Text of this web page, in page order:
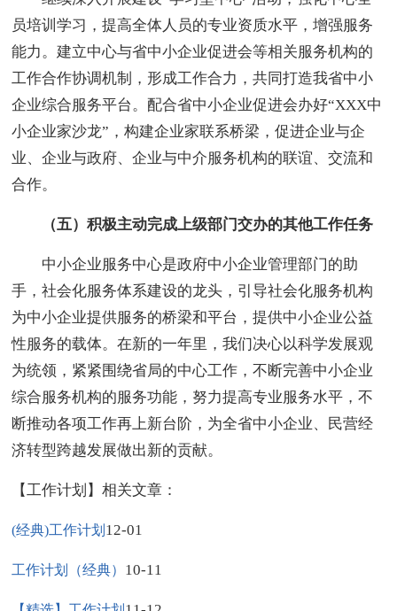
员培训学习，提高全体人员的专业资质水平，增强服务
能力。建立中心与省中小企业促进会等相关服务机构的
工作合作协调机制，形成工作合力，共同打造我省中小
企业综合服务平台。配合省中小企业促进会办好“XXX中
小企业家沙龙”，构建企业家联系桥梁，促进企业与企
业、企业与政府、企业与中介服务机构的联谊、交流和
合作。
（五）积极主动完成上级部门交办的其他工作任务
中小企业服务中心是政府中小企业管理部门的助
手，社会化服务体系建设的龙头，引导社会化服务机构
为中小企业提供服务的桥梁和平台，提供中小企业公益
性服务的载体。在新的一年里，我们决心以科学发展观
为统领，紧紧围绕省局的中心工作，不断完善中小企业
综合服务机构的服务功能，努力提高专业服务水平，不
断推动各项工作再上新台阶，为全省中小企业、民营经
济转型跨越发展做出新的贡献。
【工作计划】相关文章：
(经典)工作计划 12-01
工作计划（经典） 10-11